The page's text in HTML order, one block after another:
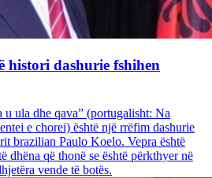
histori dashurie fshihen
ula dhe qava” (portugalisht: Na
e chorei) është një rrëfim dashurie
brazilian Paulo Koelo. Vepra është
dhëna që thonë se është përkthyer në
vende të botës.